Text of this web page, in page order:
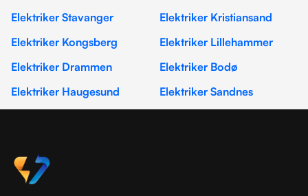
Elektriker Stavanger
Elektriker Kristiansand
Elektriker Kongsberg
Elektriker Lillehammer
Elektriker Drammen
Elektriker Bodø
Elektriker Haugesund
Elektriker Sandnes